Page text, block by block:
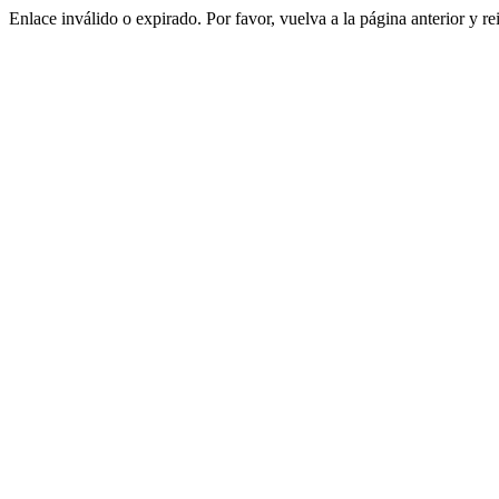
Enlace inválido o expirado. Por favor, vuelva a la página anterior y